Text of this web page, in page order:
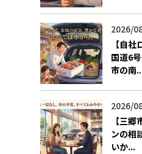
2026/
【自
国道6
市の南
2026/
【三
ンの相
いか...